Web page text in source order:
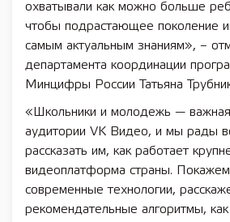
охватывали как можно больше
чтобы подрастающее поколение
самым актуальным знаниям», –
департамента координации
Минцифры России Татьяна
«Школьники и молодежь — важная
аудитории VK Видео, и мы рады
рассказать им, как работает
видеоплатформа страны.
современные технологии,
рекомендательные алгоритмы, как